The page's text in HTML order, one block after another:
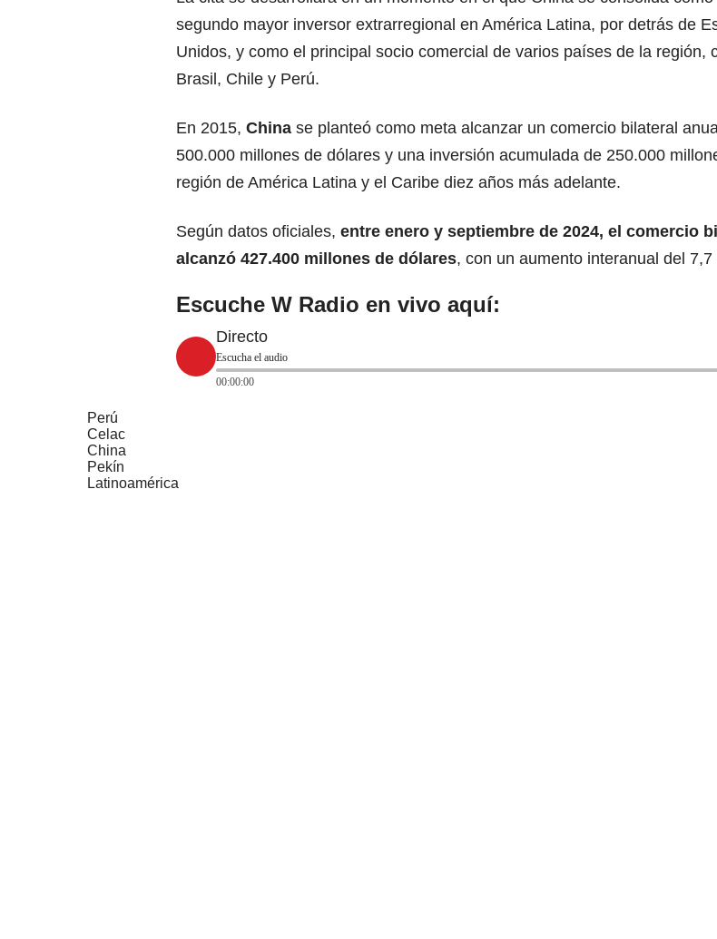
segundo mayor inversor extrarregional en América Latina, por detrás de
Unidos, y como el principal socio comercial de varios países de la región,
Brasil, Chile y Perú.
En 2015, China se planteó como meta alcanzar un comercio bilateral
500.000 millones de dólares y una inversión acumulada de 250.000
región de América Latina y el Caribe diez años más adelante.
Según datos oficiales, entre enero y septiembre de 2024, el comercio
alcanzó 427.400 millones de dólares, con un aumento interanual del 7,7
Escuche W Radio en vivo aquí:
Directo
Escucha el audio
00:00:00
Perú
Celac
China
Pekín
Latinoamérica